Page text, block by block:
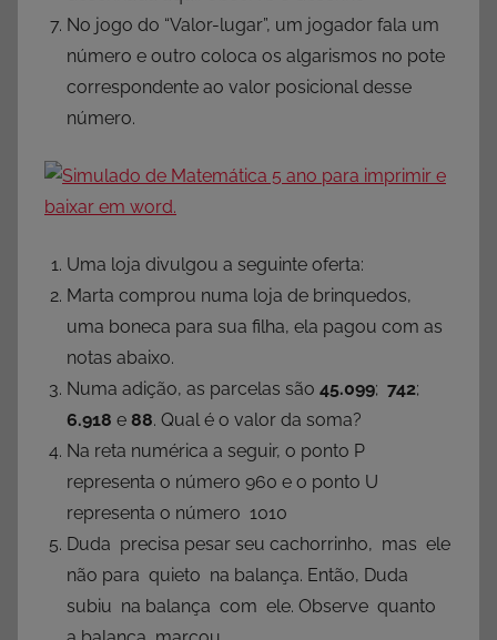
No jogo do “Valor-lugar”, um jogador fala um
número e outro coloca os algarismos no pote
correspondente ao valor posicional desse
número.
Uma loja divulgou a seguinte oferta:
Marta comprou numa loja de brinquedos,
uma boneca para sua filha, ela pagou com as
notas abaixo.
Numa adição, as parcelas são 45.099; 742;
6.918 e 88. Qual é o valor da soma?
Na reta numérica a seguir, o ponto P
representa o número 960 e o ponto U
representa o número 1010
Duda precisa pesar seu cachorrinho, mas ele
não para quieto na balança. Então, Duda
subiu na balança com ele. Observe quanto